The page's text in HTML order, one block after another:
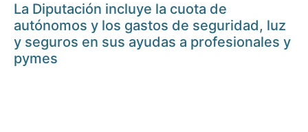
La Diputación incluye la cuota de
autónomos y los gastos de seguridad, luz
y seguros en sus ayudas a profesionales y
pymes